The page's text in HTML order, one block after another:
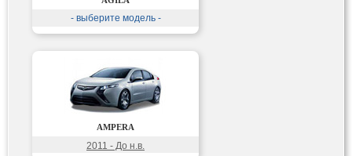
- выберите модель -
AMPERA
2011 - До н.в.